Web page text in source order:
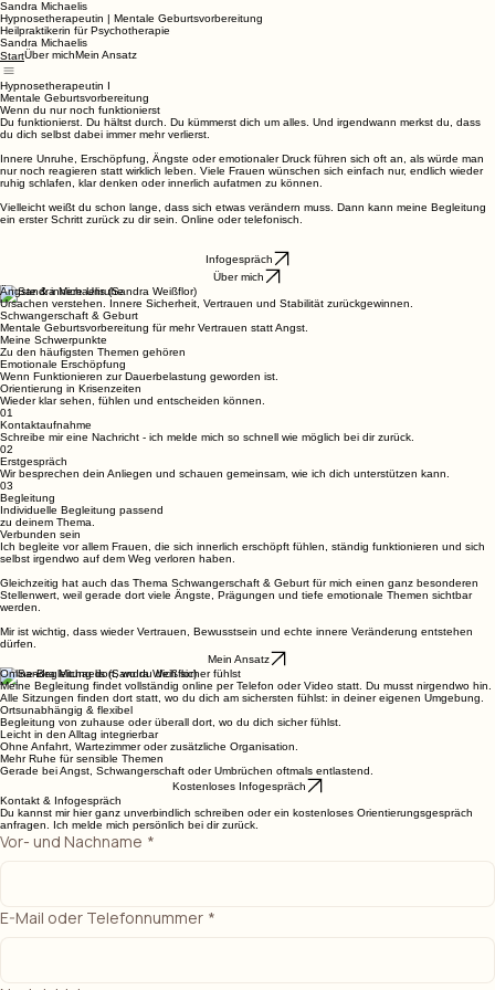
Sandra Michaelis
Hypnosetherapeutin | Mentale Geburtsvorbereitung
Heilpraktikerin für Psychotherapie
Sandra Michaelis
StartÜber michMein Ansatz
Hypnosetherapeutin I
Mentale Geburtsvorbereitung
Wenn du nur noch funktionierst
Du funktionierst. Du hältst durch. Du kümmerst dich um alles. Und irgendwann merkst du, dass
du dich selbst dabei immer mehr verlierst.
Innere Unruhe, Erschöpfung, Ängste oder emotionaler Druck führen sich oft an, als würde man
nur noch reagieren statt wirklich leben. Viele Frauen wünschen sich einfach nur, endlich wieder
ruhig schlafen, klar denken oder innerlich aufatmen zu können.
Vielleicht weißt du schon lange, dass sich etwas verändern muss. Dann kann meine Begleitung
ein erster Schritt zurück zu dir sein. Online oder telefonisch.
Infogespräch
Über mich
Ängste & innere Unruhe
Ursachen verstehen. Innere Sicherheit, Vertrauen und Stabilität zurückgewinnen.
Schwangerschaft & Geburt
Mentale Geburtsvorbereitung für mehr Vertrauen statt Angst.
Meine Schwerpunkte
Zu den häufigsten Themen gehören
Emotionale Erschöpfung
Wenn Funktionieren zur Dauerbelastung geworden ist.
Orientierung in Krisenzeiten
Wieder klar sehen, fühlen und entscheiden können.
01
Kontaktaufnahme
Schreibe mir eine Nachricht - ich melde mich so schnell wie möglich bei dir zurück.
02
Erstgespräch
Wir besprechen dein Anliegen und schauen gemeinsam, wie ich dich unterstützen kann.
03
Begleitung
Individuelle Begleitung passend
zu deinem Thema.
Verbunden sein
Ich begleite vor allem Frauen, die sich innerlich erschöpft fühlen, ständig funktionieren und sich
selbst irgendwo auf dem Weg verloren haben.
Gleichzeitig hat auch das Thema Schwangerschaft & Geburt für mich einen ganz besonderen
Stellenwert, weil gerade dort viele Ängste, Prägungen und tiefe emotionale Themen sichtbar
werden.
Mir ist wichtig, dass wieder Vertrauen, Bewusstsein und echte innere Veränderung entstehen
dürfen.
Mein Ansatz
Online-Begleitung dort, wo du dich sicher fühlst
Meine Begleitung findet vollständig online per Telefon oder Video statt. Du musst nirgendwo hin.
Alle Sitzungen finden dort statt, wo du dich am sichersten fühlst: in deiner eigenen Umgebung.
Ortsunabhängig & flexibel
Begleitung von zuhause oder überall dort, wo du dich sicher fühlst.
Leicht in den Alltag integrierbar
Ohne Anfahrt, Wartezimmer oder zusätzliche Organisation.
Mehr Ruhe für sensible Themen
Gerade bei Angst, Schwangerschaft oder Umbrüchen oftmals entlastend.
Kostenloses Infogespräch
Kontakt & Infogespräch
Du kannst mir hier ganz unverbindlich schreiben oder ein kostenloses Orientierungsgespräch
anfragen. Ich melde mich persönlich bei dir zurück.
Vor- und Nachname *
E-Mail oder Telefonnummer *